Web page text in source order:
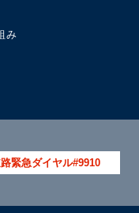
み
緊急ダイヤル#9910